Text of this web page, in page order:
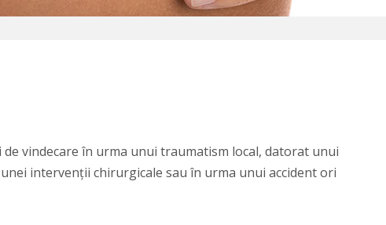
vindecare în urma unui traumatism local, datorat unui
intervenții chirurgicale sau în urma unui accident ori